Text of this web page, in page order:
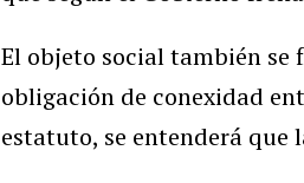
El objeto social también
obligación de conexidad
estatuto, se entenderá